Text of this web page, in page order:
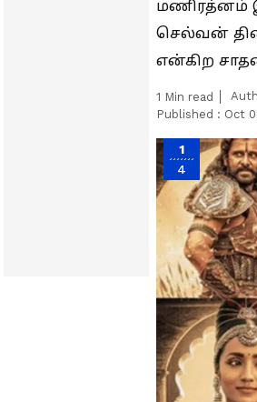
மணிரத்னம்
செல்வன்
என்கிற
1 Min read
Published : Oct
1
4